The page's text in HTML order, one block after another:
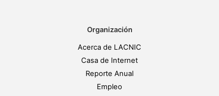
Organización
Acerca de LACNIC
Casa de Internet
Reporte Anual
Empleo